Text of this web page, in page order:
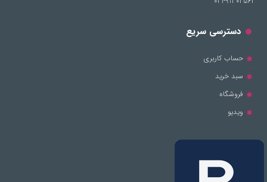
دسترسی سریع
حساب کاربری
سبد خرید
فروشگاه
ویدیو